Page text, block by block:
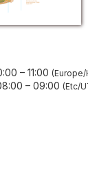
– 11:00
– 09:00 Etc/